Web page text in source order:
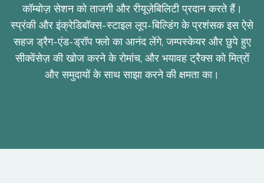
कॉम्बोज़ सेशन को ताजगी और रीयूज़ेबिलिटी प्रदान करते हैं।
स्प्रंकी और इंक्रेडिबॉक्स-स्टाइल लूप-बिल्डिंग के प्रशंसक इस ऐसे
सहज ड्रैग-एंड-ड्रॉप फ्लो का आनंद लेंगे, जम्पस्केयर और छुपे हुए
सीक्वेंसेज़ की खोज करने के रोमांच, और भयावह ट्रैक्स को मित्रों
और समुदायों के साथ साझा करने की क्षमता का।